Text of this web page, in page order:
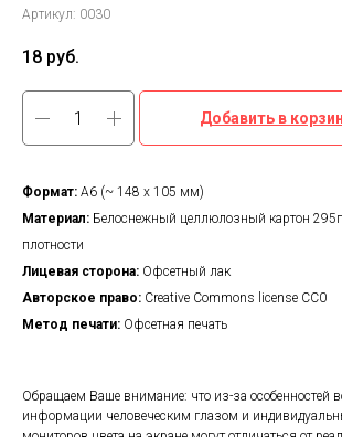
Артикул: 0030
18 руб.
Добавить в
Формат: А6 (~ 148 х 105 мм)
Материал: Белоснежный целлюлозный картон
плотности
Лицевая сторона: Офсетный лак
Авторское право: Creative Commons license CC0
Метод печати: Офсетная печать
Обращаем Ваше внимание: что из-за особенностей
информации человеческим глазом и